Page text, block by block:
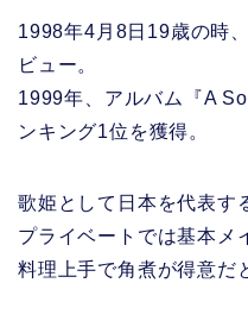
1998年4月8日19歳の時
ビュー。
1999年、アルバム『A
ンキング1位を獲得。
歌姫として日本を代表す
プライベートでは基本メ
料理上手で角煮が得意だ